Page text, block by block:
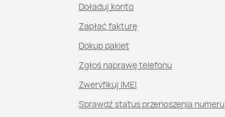
Doładuj konto
Zapłać fakturę
Dokup pakiet
Zgłoś naprawę telefonu
Zweryfikuj IMEI
Sprawdź status przenoszenia numeru